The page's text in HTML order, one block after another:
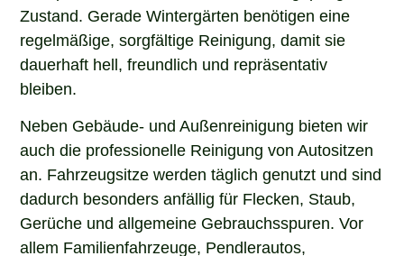
Zustand. Gerade Wintergärten benötigen eine
regelmäßige, sorgfältige Reinigung, damit sie
dauerhaft hell, freundlich und repräsentativ
bleiben.
Neben Gebäude- und Außenreinigung bieten wir
auch die professionelle Reinigung von Autositzen
an. Fahrzeugsitze werden täglich genutzt und sind
dadurch besonders anfällig für Flecken, Staub,
Gerüche und allgemeine Gebrauchsspuren. Vor
allem Familienfahrzeuge, Pendlerautos,